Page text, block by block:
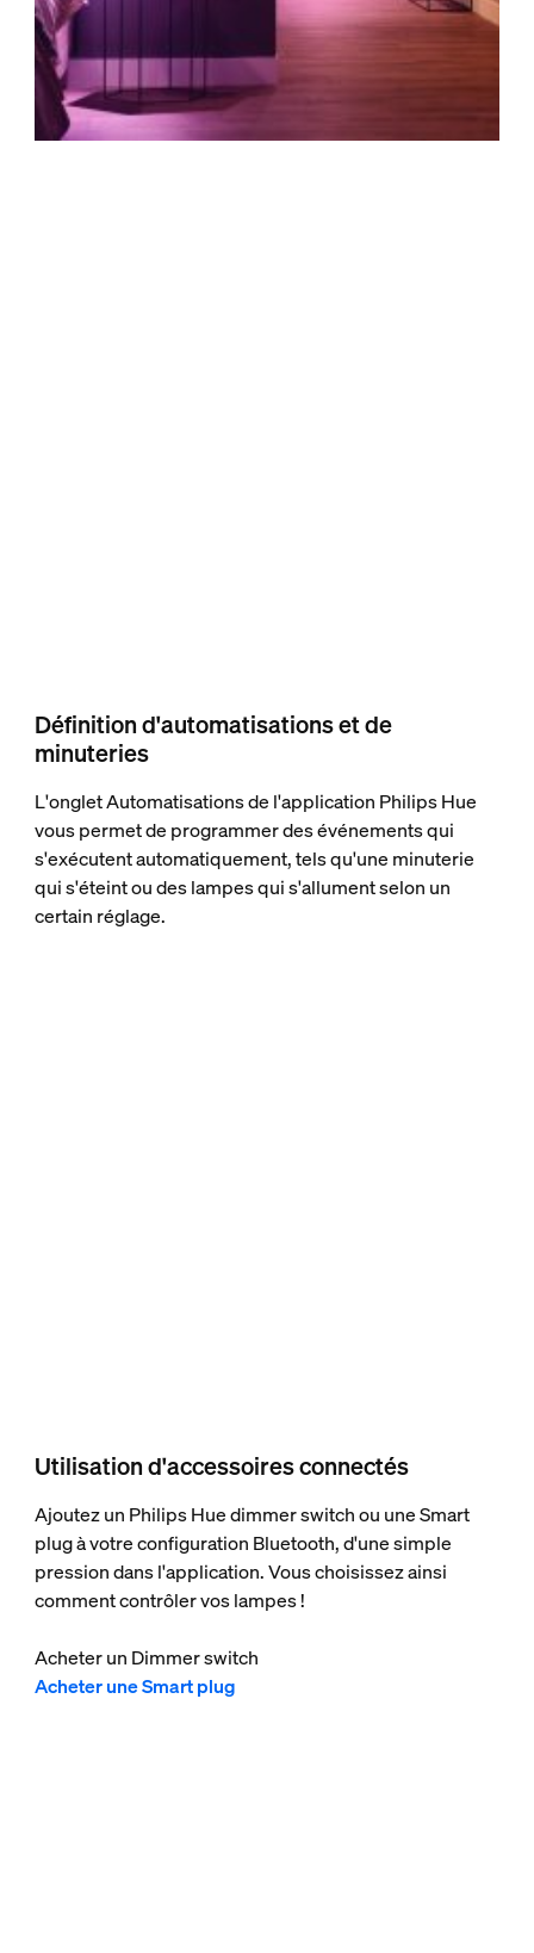
Définition d'automatisations et de
minuteries
L'onglet Automatisations de l'application Philips Hue
vous permet de programmer des événements qui
s'exécutent automatiquement, tels qu'une minuterie
qui s'éteint ou des lampes qui s'allument selon un
certain réglage.
Utilisation d'accessoires connectés
Ajoutez un Philips Hue dimmer switch ou une Smart
plug à votre configuration Bluetooth, d'une simple
pression dans l'application. Vous choisissez ainsi
comment contrôler vos lampes !
Acheter un Dimmer switch
Acheter une Smart plug